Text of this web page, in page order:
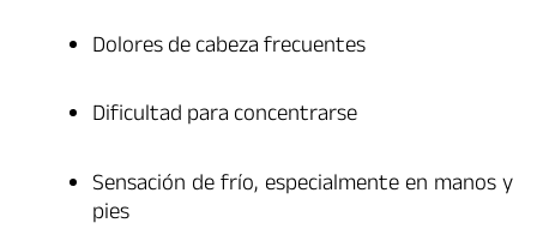
Dolores de cabeza frecuentes
Dificultad para concentrarse
Sensación de frío, especialmente en manos y
pies